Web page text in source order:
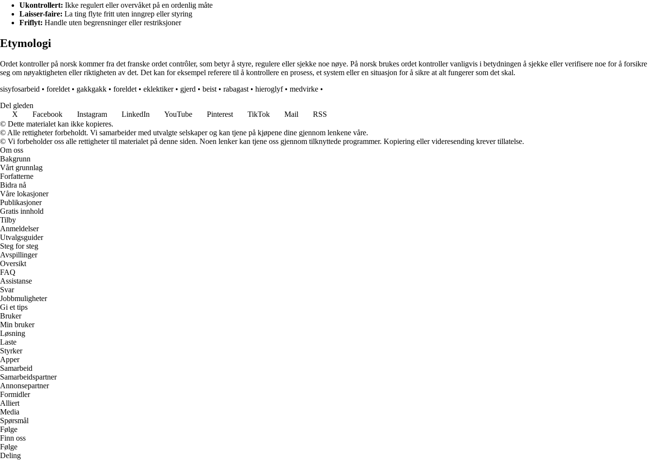
Ukontrollert: Ikke regulert eller overvåket på en ordenlig måte
Laisser-faire: La ting flyte fritt uten inngrep eller styring
Friflyt: Handle uten begrensninger eller restriksjoner
Etymologi
Ordet kontroller på norsk kommer fra det franske ordet contrôler, som betyr å styre, regulere eller sjekke noe nøye. På norsk brukes ordet kontroller vanligvis i betydningen å sjekke eller verifisere noe for å forsikre
seg om nøyaktigheten eller riktigheten av det. Det kan for eksempel referere til å kontrollere en prosess, et system eller en situasjon for å sikre at alt fungerer som det skal.
sisyfosarbeid • foreldet • gakkgakk • foreldet • eklektiker• gjerd • beist • rabagast • hieroglyf• medvirke •
Del gleden
X
Facebook Instagram LinkedIn YouTube Pinterest TikTok Mail
RSS
© Dette materialet kan ikke kopieres.
© Alle rettigheter forbeholdt. Vi samarbeider med utvalgte selskaper og kan tjene på kjøpene dine gjennom lenkene våre.
© Vi forbeholder oss alle rettigheter til materialet på denne siden. Noen lenker kan tjene oss gjennom tilknyttede programmer. Kopiering eller videresending krever tillatelse.
Om oss
Bakgrunn
Vårt grunnlag
Forfatterne
Bidra nå
Våre lokasjoner
Publikasjoner
Gratis innhold
Tilby
Anmeldelser
Utvalgsguider
Steg for steg
Avspillinger
Oversikt
FAQ
Assistanse
Svar
Jobbmuligheter
Gi et tips
Bruker
Min bruker
Løsning
Laste
Styrker
Apper
Samarbeid
Samarbeidspartner
Annonsepartner
Formidler
Alliert
Media
Spørsmål
Følge
Finn oss
Følge
Deling